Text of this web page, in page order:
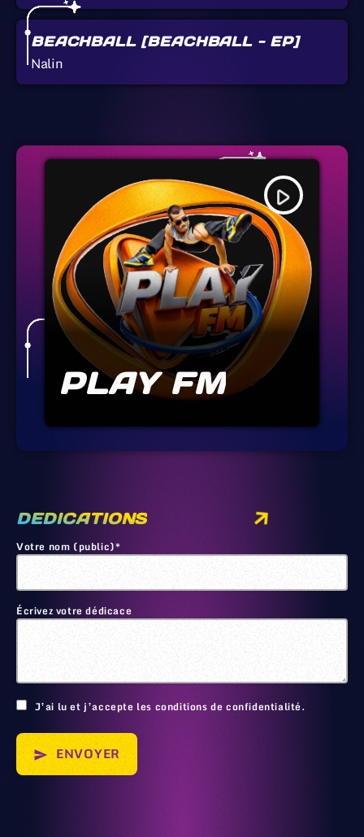
BEACHBALL [BEACHBALL - EP]
Nalin
play_arrow
PLAY FM
DEDICATIONS
Votre nom (public)*
Écrivez votre dédicace
J’ai lu et j’accepte les conditions de confidentialité.
send ENVOYER